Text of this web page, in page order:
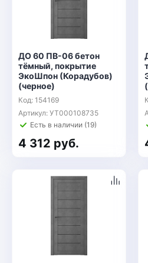
ДО 60 ПВ-06 бетон
тёмный, покрытие
ЭкоШпон (Корадубов)
(черное)
Код: 154169
Артикул: УТ000108735
Есть в наличии (19)
4 312 руб.